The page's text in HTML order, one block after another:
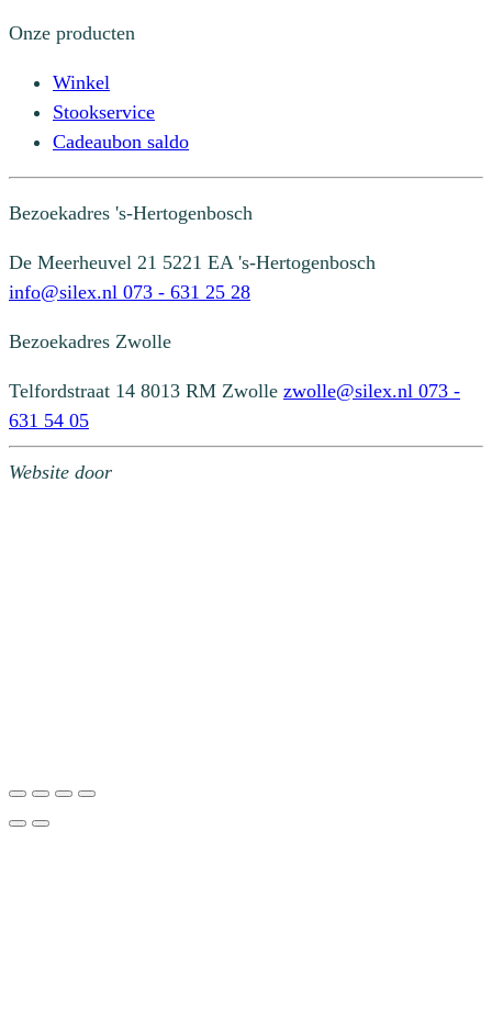
Onze producten
Winkel
Stookservice
Cadeaubon saldo
Bezoekadres 's-Hertogenbosch
De Meerheuvel 21 5221 EA 's-Hertogenbosch
info@silex.nl 073 - 631 25 28
Bezoekadres Zwolle
Telfordstraat 14 8013 RM Zwolle zwolle@silex.nl 073 -
631 54 05
Website door